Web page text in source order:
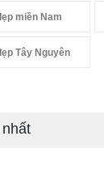
miền Nam
Tây Nguyên